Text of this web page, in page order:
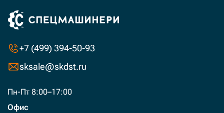
+7 (499) 394-50-93
sksale@skdst.ru
Пн-Пт 8:00–17:00
Офис